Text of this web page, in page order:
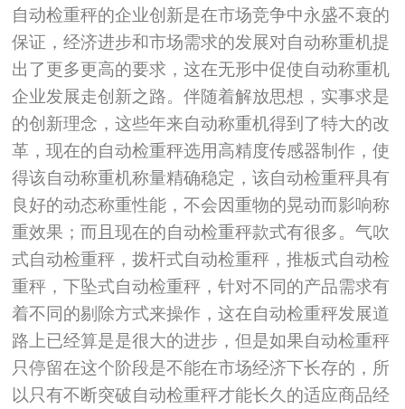
自动检重秤的企业创新是在市场竞争中永盛不衰的
保证，经济进步和市场需求的发展对自动称重机提
出了更多更高的要求，这在无形中促使自动称重机
企业发展走创新之路。伴随着解放思想，实事求是
的创新理念，这些年来自动称重机得到了特大的改
革，现在的自动检重秤选用高精度传感器制作，使
得该自动称重机称量精确稳定，该自动检重秤具有
良好的动态称重性能，不会因重物的晃动而影响称
重效果；而且现在的自动检重秤款式有很多。气吹
式自动检重秤，拨杆式自动检重秤，推板式自动检
重秤，下坠式自动检重秤，针对不同的产品需求有
着不同的剔除方式来操作，这在自动检重秤发展道
路上已经算是是很大的进步，但是如果自动检重秤
只停留在这个阶段是不能在市场经济下长存的，所
以只有不断突破自动检重秤才能长久的适应商品经